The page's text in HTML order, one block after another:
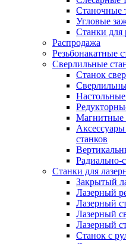
Станочные
Угловые
Станки для
Распродажа
Резьбонакатные
Сверлильные
Станок
Магнитные
станков
Радиально-
Станки для
Закрытый
Лазерный
Лазерный
Лазерный
Лазерный
Станок с